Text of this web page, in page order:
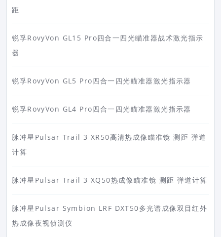
距
锐孚RovyVon GL15 Pro四合一四光瞄准器战术激光指示
器
锐孚RovyVon GL5 Pro四合一四光瞄准器激光指示器
锐孚RovyVon GL4 Pro四合一四光瞄准器激光指示器
脉冲星Pulsar Trail 3 XR50高清热成像瞄准镜 测距 弹道
计算
脉冲星Pulsar Trail 3 XQ50热成像瞄准镜 测距 弹道计算
脉冲星Pulsar Symbion LRF DXT50多光谱成像双目红外
热成像夜视侦测仪